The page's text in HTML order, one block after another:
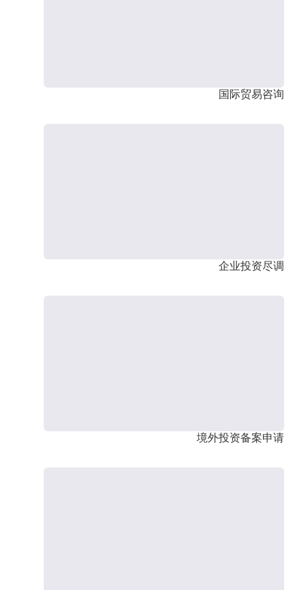
国际贸易咨询
企业投资尽调
境外投资备案申请